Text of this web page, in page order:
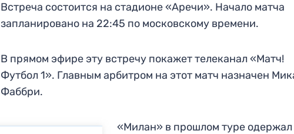
Встреча состоится на стадионе «Аречи». Начало матча
запланировано на 22:45 по московскому времени.
В прямом эфире эту встречу покажет телеканал «Матч!
Футбол 1». Главным арбитром на этот матч назначен
Фаббри.
«Милан» в прошлом туре одержал